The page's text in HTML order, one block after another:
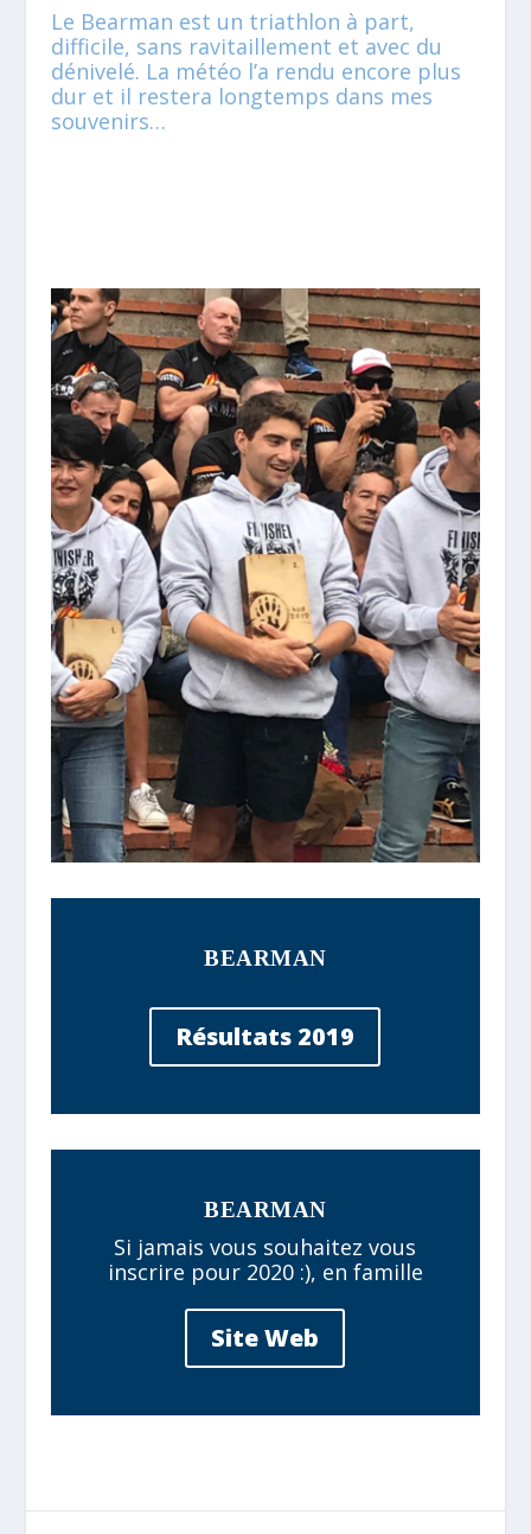
Le Bearman est un triathlon à part,
difficile, sans ravitaillement et avec du
dénivelé. La météo l’a rendu encore plus
dur et il restera longtemps dans mes
souvenirs…
BEARMAN
Résultats 2019
BEARMAN
Si jamais vous souhaitez vous
inscrire pour 2020 :), en famille
Site Web